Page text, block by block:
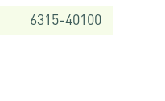
6315-40100